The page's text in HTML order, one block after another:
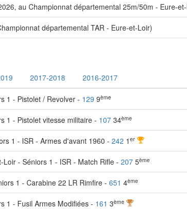
au Championnat départemental 25m/50m - Eure-
départemental TAR - Eure-et-Loir)
2017-2018 2016-2017
1 - Pistolet / Revolver - 129 9ème
1 - Pistolet vitesse militaire - 107 34ème
1 - ISR - Armes d'avant 1960 - 242 1 er
- Séniors 1 - ISR - Match Rifle - 207 5ème
1 - Carabine 22 LR Rimfire - 651 4ème
1 - Fusil Armes Modifiées - 161 3ème